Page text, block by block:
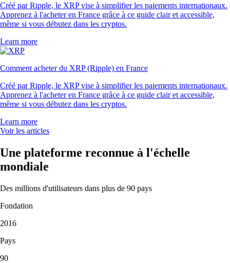
Créé par Ripple, le XRP vise à simplifier les paiements internationaux.
Apprenez à l'acheter en France grâce à ce guide clair et accessible,
même si vous débutez dans les cryptos.
Learn more
Comment acheter du XRP (Ripple) en France
Créé par Ripple, le XRP vise à simplifier les paiements internationaux.
Apprenez à l'acheter en France grâce à ce guide clair et accessible,
même si vous débutez dans les cryptos.
Learn more
Voir les articles
Une plateforme reconnue à l'échelle
mondiale
Des millions d'utilisateurs dans plus de 90 pays
Fondation
2016
Pays
90